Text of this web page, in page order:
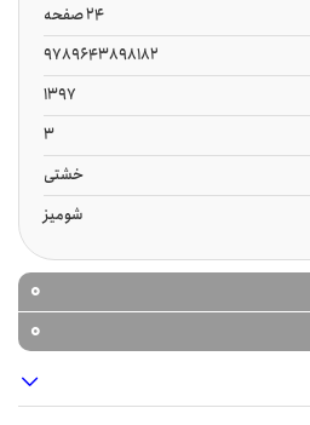
24 صفحه
9789643898182
1397
3
خشتی
شومیز
0
0